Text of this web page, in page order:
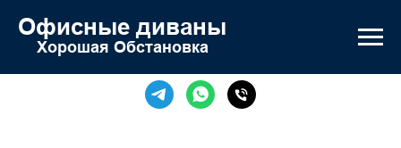
Офисные диваны
Хорошая Обстановка